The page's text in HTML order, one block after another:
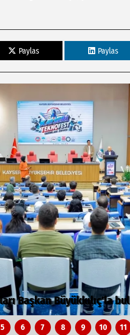
Paylas Paylas
çalınıyor
5 6 7 8 9 10 11